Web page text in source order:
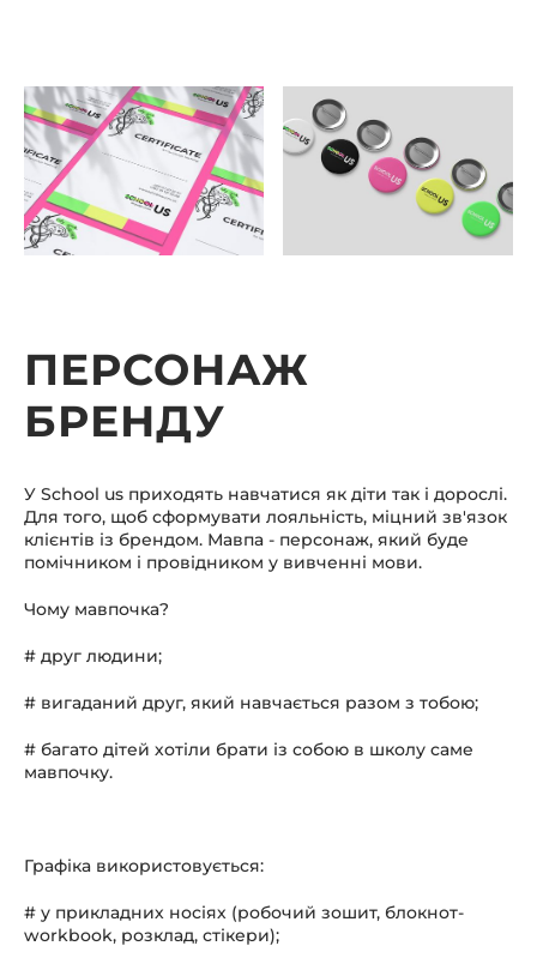
ПЕРСОНАЖ
БРЕНДУ
У School us приходять навчатися як діти так і дорослі.
Для того, щоб сформувати лояльність, міцний зв'язок
клієнтів із брендом. Мавпа - персонаж, який буде
помічником і провідником у вивченні мови.
Чому мавпочка?
# друг людини;
# вигаданий друг, який навчається разом з тобою;
# багато дітей хотіли брати із собою в школу саме
мавпочку.
Графіка використовується:
# у прикладних носіях (робочий зошит, блокнот-
workbook, розклад, стікери);